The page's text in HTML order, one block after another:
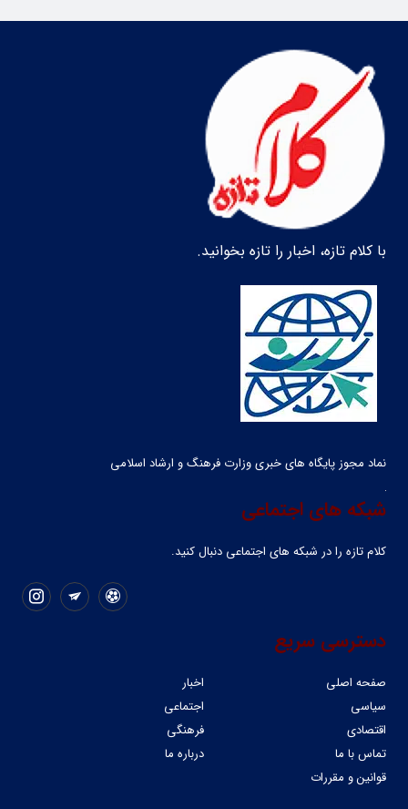
با کلام تازه، اخبار را تازه بخوانید.
نماد مجوز پایگاه های خبری وزارت فرهنگ و ارشاد اسلامی
شبکه های اجتماعی
کلام تازه را در شبکه ‌های اجتماعی دنبال کنید.
دسترسی سریع
صفحه اصلی
اخبار
سیاسی
اجتماعی
اقتصادی
فرهنگی
تماس با ما
درباره ما
قوانین و مقررات